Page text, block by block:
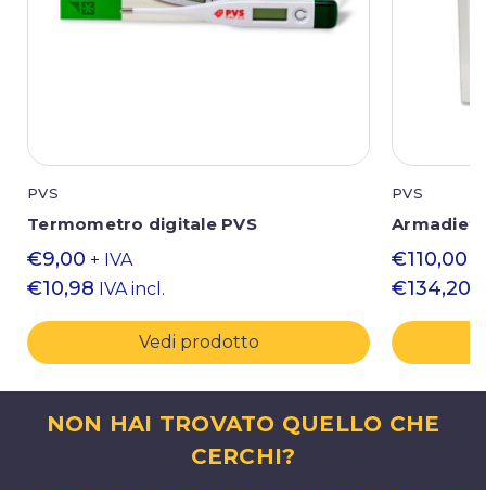
PVS
Termometro digitale PVS
€9,00 + IVA
€10,98 IVA incl.
Vedi prodotto
PVS
€110,00
€134,20
NON HAI TROVATO QUELLO CHE
CERCHI?